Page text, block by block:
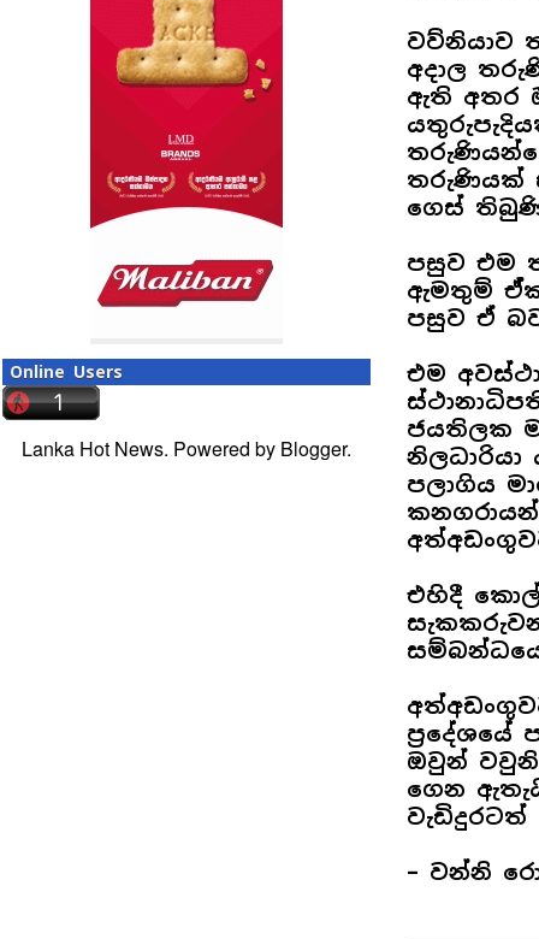
Online Users
Lanka Hot News. Powered by Blogger.
වව්නියාව
අදාල
ඇති අතර
තරුණියක්
ගෙස්
පසුව එම
ඇමතුම්
පසුව ඒ
එම
ජයතිලක
පලාගිය
එහිදී
ඔවුන්
ගෙන
වැඩිදුරටත්
– වන්නි